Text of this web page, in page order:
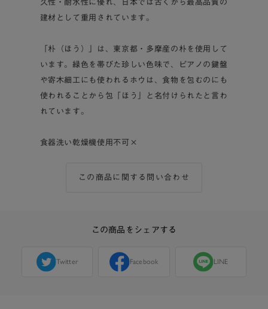
久性・耐水性に優れ、日本では古くから最高品質の
建材として重用されています。
「朴（ほう）」は、東京都・多摩産の朴を使用して
います。緑色を帯びた珍しい色味で、ピアノの鍵盤
や寄木細工にも使われるホウは、食物を包むのにも
使われることから包「ほう」と名付けられたと言わ
れています。
食器洗い乾燥機使用不可×
この商品に関する問い合わせ
この商品をシェアする
Twitter Facebook LINE